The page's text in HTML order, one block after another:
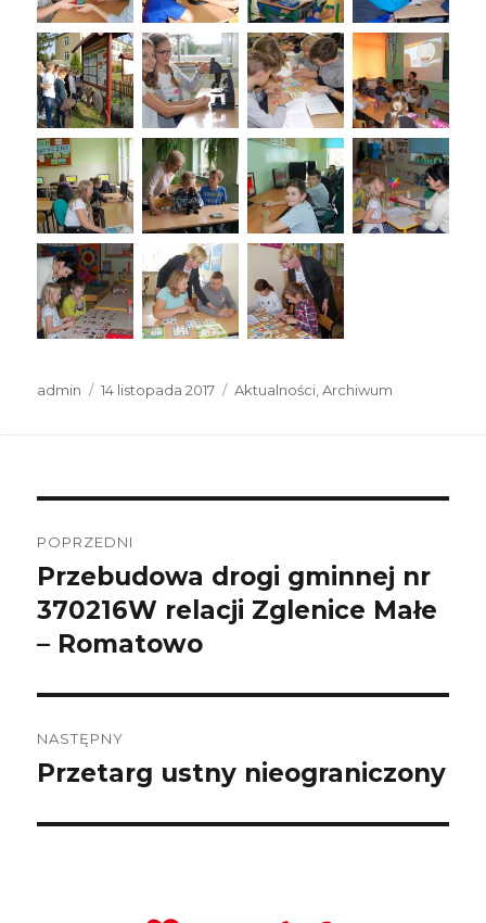
Autor
admin
Data
14 listopada 2017 Kategorie
Aktualności ,Archiwum
wpisu
POPRZEDNI
Poprzedni
wpis:
Przebudowa drogi gminnej nr
370216W relacji Zglenice Małe
– Romatowo
NASTĘPNY
Następny
Przetarg ustny nieograniczony